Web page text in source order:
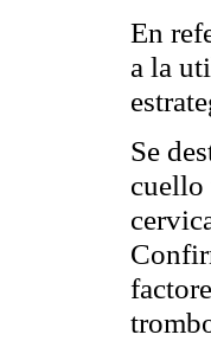
En
a la
Se
cuello